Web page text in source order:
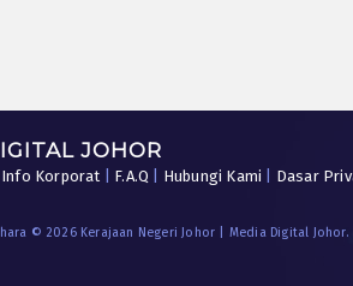
JOHOR
Info Korporat F.A.Q Hubungi Kami Dasar
© 2026 Kerajaan Negeri Johor | Media Digital Johor.